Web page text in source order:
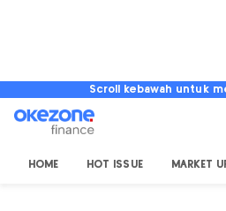
Scroll kebawah untuk
HOME HOT ISSUE MARKET